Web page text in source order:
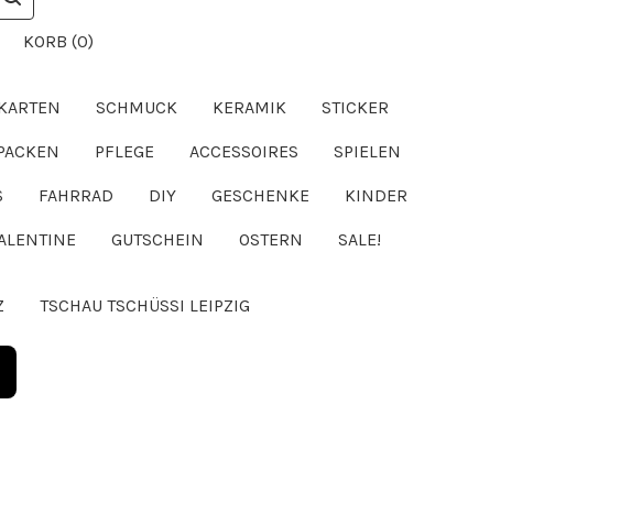
KORB (0)
SCHMUCK KERAMIK STICKER
PFLEGE ACCESSOIRES SPIELEN
FAHRRAD DIY GESCHENKE KINDER
GUTSCHEIN OSTERN SALE!
TSCHAU TSCHÜSSI LEIPZIG